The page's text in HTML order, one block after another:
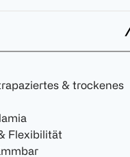
& trockenes
Flexibilität